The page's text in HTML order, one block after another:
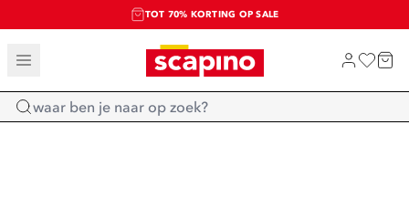
TOT 70% KORTING OP SALE
SALE: LAATSTE KANS!
SHOP NIEUW
Home